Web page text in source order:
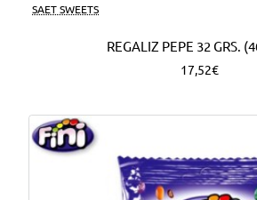
SAET SWEETS
REGALIZ PEPE 32 GRS.
17,52€